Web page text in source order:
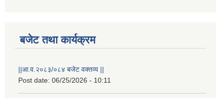
बजेट तथा कार्यक्रम
||आ.व.२०८३/०८४ बजेट वक्तव्य ||
Post date: 06/25/2026 - 10:11